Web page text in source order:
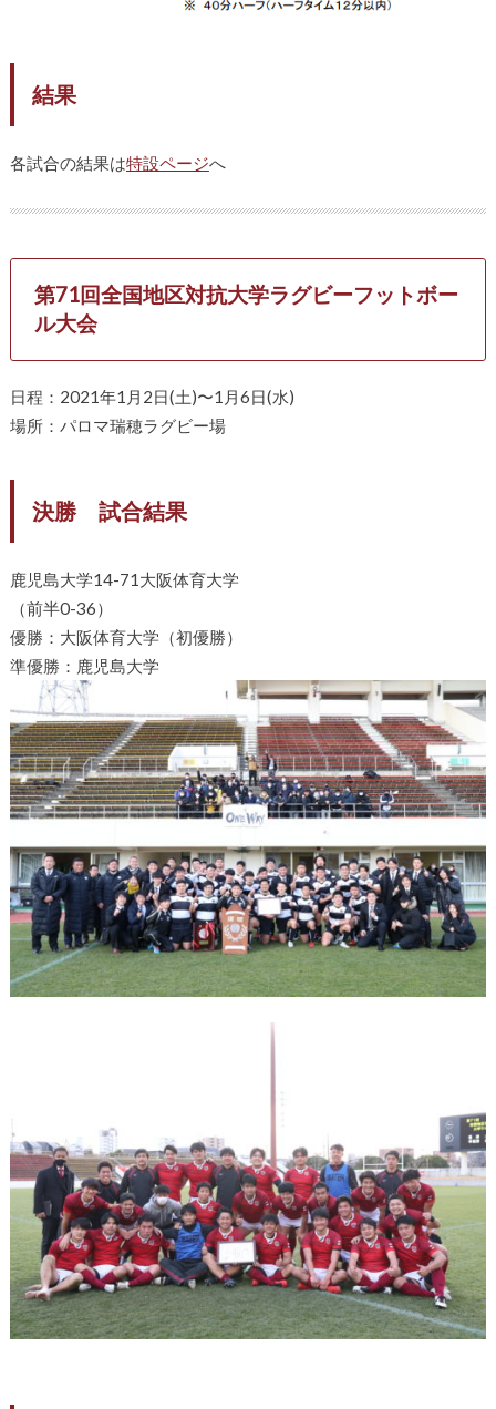
結果
各試合の結果は特設ページへ
第71回全国地区対抗大学ラグビーフットボー
ル大会
日程：2021年1月2日(土)〜1月6日(水)
場所：パロマ瑞穂ラグビー場
決勝 試合結果
鹿児島大学14-71大阪体育大学
（前半0-36）
優勝：大阪体育大学（初優勝）
準優勝：鹿児島大学